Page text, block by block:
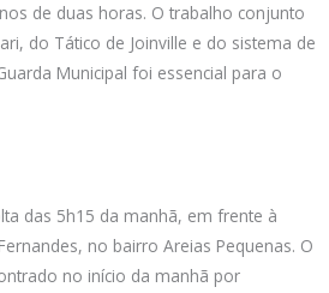
de duas horas. O trabalho conjunto
do Tático de Joinville e do sistema de
Municipal foi essencial para o
das 5h15 da manhã, em frente à
no bairro Areias Pequenas. O
no início da manhã por